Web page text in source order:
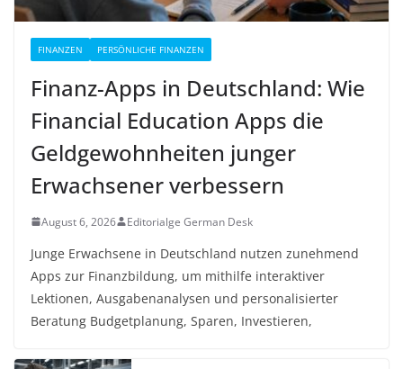
FINANZEN PERSÖNLICHE FINANZEN
Finanz-Apps in Deutschland: Wie
Financial Education Apps die
Geldgewohnheiten junger
Erwachsener verbessern
August 6, 2026 Editorialge German Desk
Junge Erwachsene in Deutschland nutzen zunehmend
Apps zur Finanzbildung, um mithilfe interaktiver
Lektionen, Ausgabenanalysen und personalisierter
Beratung Budgetplanung, Sparen, Investieren,